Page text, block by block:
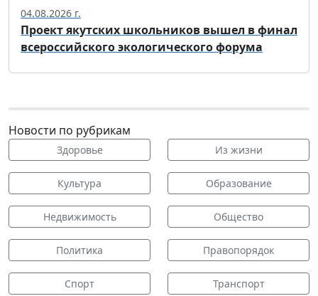
04.08.2026 г.
Проект якутских школьников вышел в финал
всероссийского экологического форума
Новости по рубрикам
Здоровье Из жизни
Культура Образование
Недвижимость Общество
Политика Правопорядок
Спорт Транспорт